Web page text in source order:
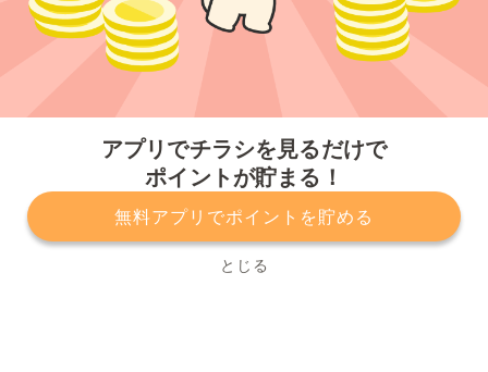
アプリでチラシを見るだけで
ポイントが貯まる！
無料アプリでポイントを貯める
とじる
プライバシーポリシー 利用規約
運営会社
サービスに関してのお問い合わせ